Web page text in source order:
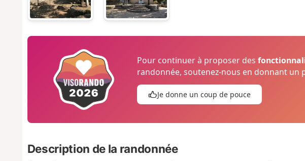
Pour continuer à proposer des
randonnée, soutenez-nous en donnant un
Je donne un coup de pouce
Description de la randonnée